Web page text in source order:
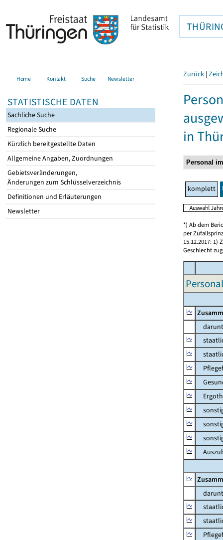
Home Kontakt Suche Newsletter
STATISTISCHE DATEN
Sachliche Suche
Regionale Suche
Kürzlich bereitgestellte Daten
Allgemeine Angaben, Zuordnungen
Gebietsveränderungen,
Änderungen zum Schlüsselverzeichnis
Definitionen und Erläuterungen
Newsletter
Zurück |
in
komplett
*) Ab dem
per
15.12.2017: 1)
Geschlecht